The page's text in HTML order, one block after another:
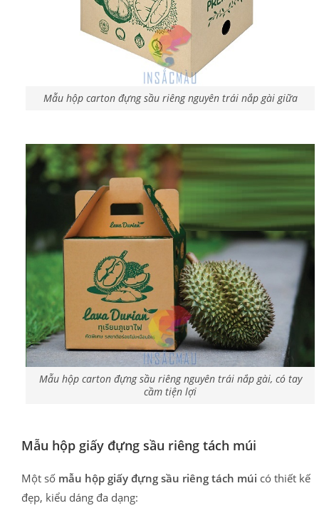
Mẫu hộp carton đựng sầu riêng nguyên trái nắp gài giữa
Mẫu hộp carton đựng sầu riêng nguyên trái nắp gài, có tay
cầm tiện lợi
Mẫu hộp giấy đựng sầu riêng tách múi
Một số mẫu hộp giấy đựng sầu riêng tách múi có thiết kế
đẹp, kiểu dáng đa dạng: